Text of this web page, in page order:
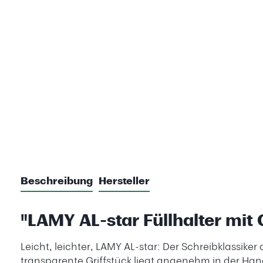
Beschreibung Hersteller
"LAMY AL-star Füllhalter mit
Leicht, leichter, LAMY AL-star: Der
transparente Griffstück liegt angenehm in der